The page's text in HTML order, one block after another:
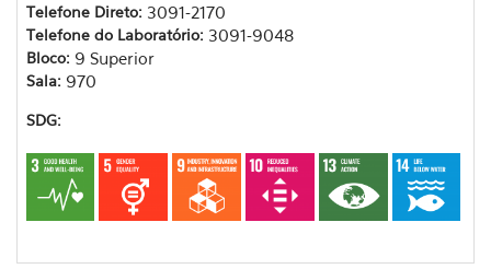
Telefone Direto: 3091-2170
Telefone do Laboratório: 3091-9048
Bloco: 9 Superior
Sala: 970
SDG: